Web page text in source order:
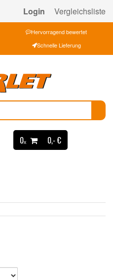
Login Vergleichsliste
Hervorragend bewertet
Schnelle Lieferung
0ₓ 0,- €